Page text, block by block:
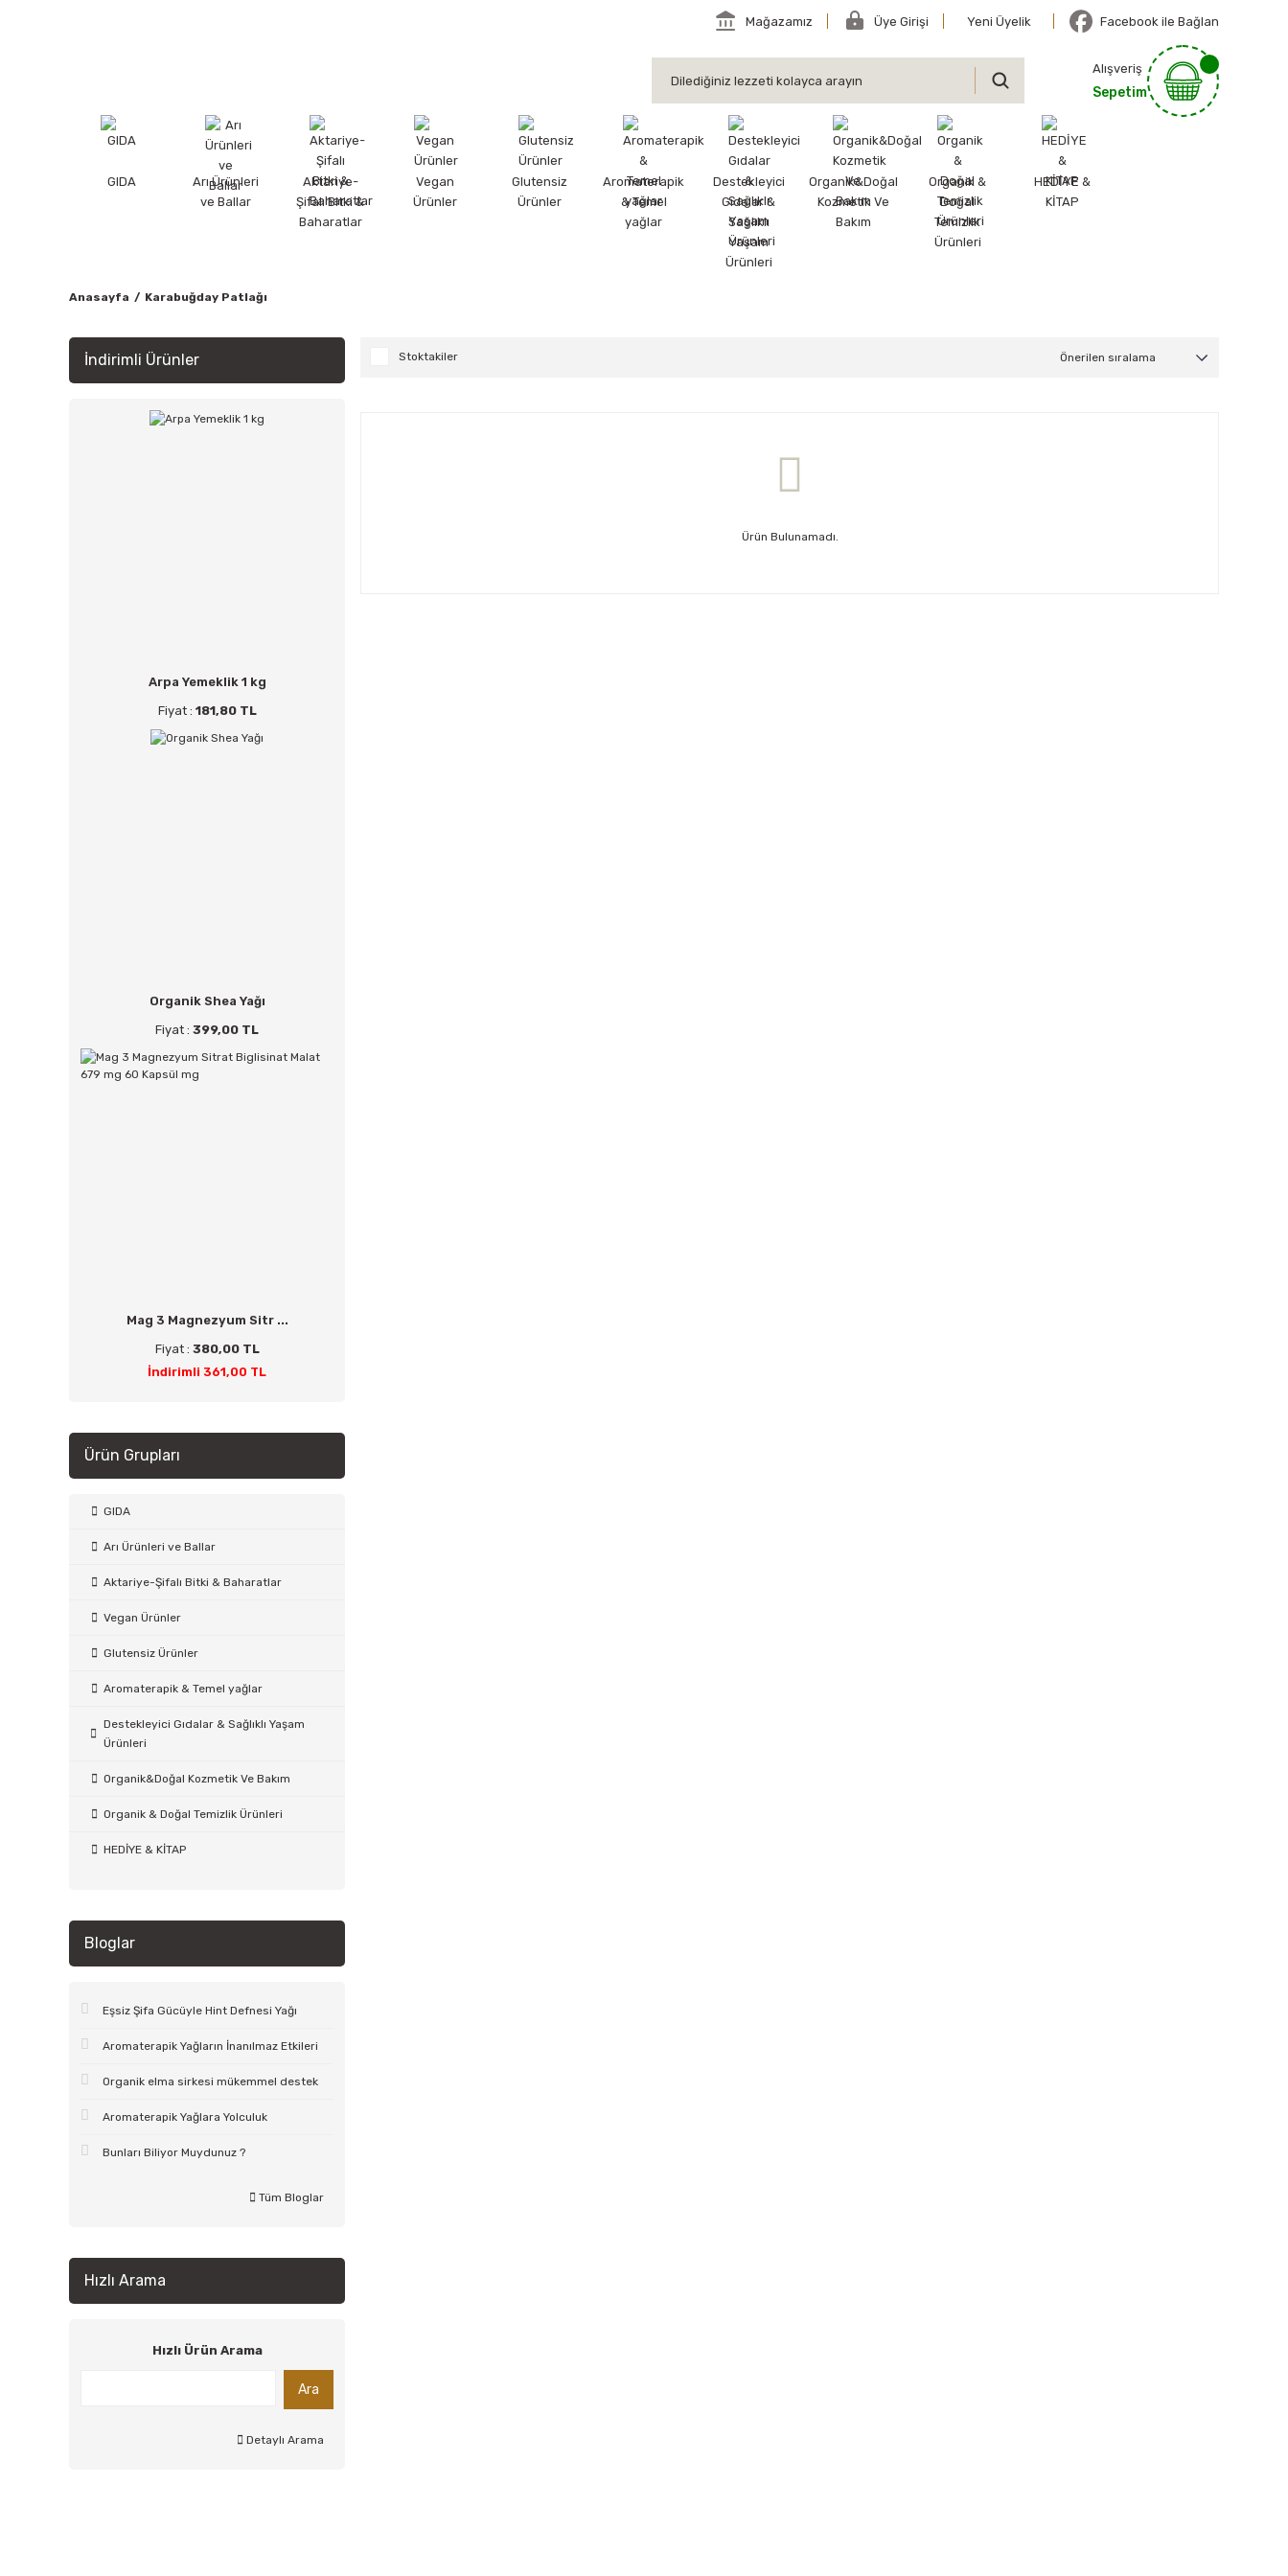
Mağazamız Üye Girişi Yeni Üyelik Facebook ile Bağlan
Alışveriş
Sepetim
GIDA
Arı Ürünleri
ve Ballar
Aktariye-
Şifalı Bitki &
Baharatlar
Vegan
Ürünler
Glutensiz
Ürünler
Aromaterapik
& Temel
yağlar
Destekleyici
Gıdalar &
Sağlıklı
Yaşam
Ürünleri
Organik&Doğal
Kozmetik Ve
Bakım
Organik &
Doğal
Temizlik
Ürünleri
HEDİYE &
KİTAP
Anasayfa Karabuğday Patlağı
İndirimli Ürünler
Arpa Yemeklik 1 kg
Fiyat : 181,80 TL
Organik Shea Yağı
Fiyat : 399,00 TL
Mag 3 Magnezyum Sitr ...
Fiyat : 380,00 TL
İndirimli 361,00 TL
Ürün Grupları
GIDA
Arı Ürünleri ve Ballar
Aktariye-Şifalı Bitki & Baharatlar
Vegan Ürünler
Glutensiz Ürünler
Aromaterapik & Temel yağlar
Destekleyici Gıdalar & Sağlıklı Yaşam
Ürünleri
Organik&Doğal Kozmetik Ve Bakım
Organik & Doğal Temizlik Ürünleri
HEDİYE & KİTAP
Bloglar
Eşsiz Şifa Gücüyle Hint Defnesi Yağı
Aromaterapik Yağların İnanılmaz Etkileri
Organik elma sirkesi mükemmel destek
Aromaterapik Yağlara Yolculuk
Bunları Biliyor Muydunuz ?
Tüm Bloglar
Hızlı Arama
Hızlı Ürün Arama
Ara
Detaylı Arama
Stoktakiler
Ürün Bulunamadı.